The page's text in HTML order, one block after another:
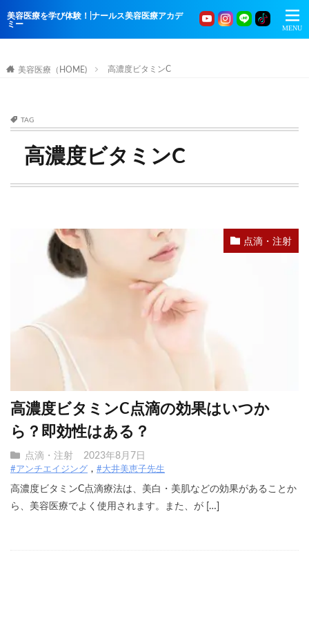
美容医療を学び体験！|ナールス美容医療アカデ
ミー
美容医療（HOME) 高濃度ビタミンC
TAG
高濃度ビタミンC
点滴・注射
高濃度ビタミンC点滴の効果はいつか
ら？即効性はある？
点滴・注射 2023年8月7日
#アンチエイジング #大井美恵子先生
高濃度ビタミンC点滴療法は、美白・美肌などの効果があることか
ら、美容医療でよく使用されます。また、が […]